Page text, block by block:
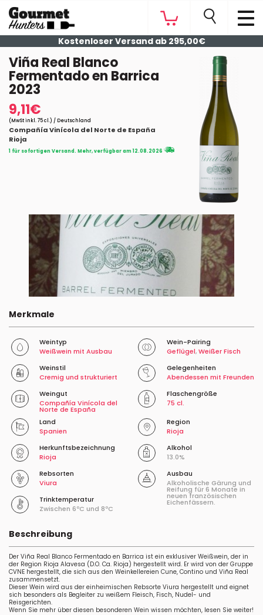
Kostenloser Versand ab 295,00€
Viña Real Blanco
Fermentado en Barrica
2023
9,11€
(MwSt inkl. 75 cl.) / Deutschland
Compañía Vinícola del Norte de España
Rioja
1 für sofortigen Versand. Mehr, verfügbar am 12.08.2026
Merkmale
Weintyp
Weißwein mit Ausbau
Wein-Pairing
Geflügel,Weißer Fisch
Weinstil
Cremig und strukturiert
Gelegenheiten
Abendessen mit Freunden
Weingut
Compañía Vinícola del
Norte de España
Flaschengröße
75 cl.
Land
Spanien
Region
Rioja
Herkunftsbezeichnung
Rioja
Alkohol
13.0%
Rebsorten
Viura
Trinktemperatur
Zwischen 6ºC und 8ºC
Ausbau
Alkoholische Gärung und
Reifung für 6 Monate in
neuen französischen
Eichenfässern.
Beschreibung
Der Viña Real Blanco Fermentado en Barrica ist ein exklusiver Weißwein, der in
der Region Rioja Alavesa (D.O. Ca. Rioja) hergestellt wird. Er wird von der Gruppe
CVNE hergestellt, die sich aus den Weinkellereien Cune, Contino und Viña Real
zusammensetzt.
Dieser Wein wird aus der einheimischen Rebsorte Viura hergestellt und eignet
sich besonders als Begleiter zu weißem Fleisch, Fisch, Nudel- und
Reisgerichten.
Wenn Sie mehr über diesen besonderen Wein wissen möchten, lesen Sie weiter!